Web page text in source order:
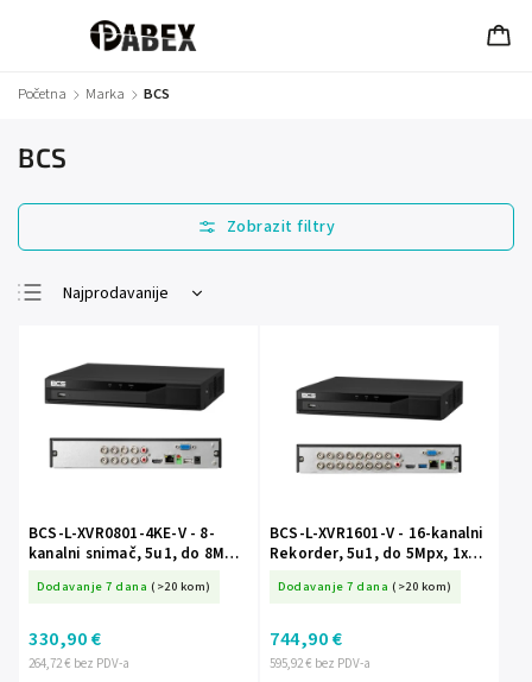
Početna / Marka / BCS
BCS
Najprodavanije
Najskuplje
Abecedno
BCS-L-XVR0801-4KE-V - 8-
kanalni snimač, 5u1, do 8Mpx,
Dodavanje 7 dana (>20 kom)
264,72 € bez PDV-a
330,90 €
BCS-L-XVR1601-V - 16-kanalni
Rekorder, 5u1, do 5Mpx, 1x
Dodavanje 7 dana (>20 kom)
595,92 € bez PDV-a
744,90 €